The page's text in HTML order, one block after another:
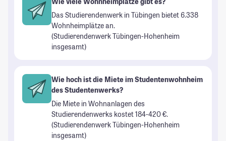
Das Studierendenwerk in Tübingen bietet 6.338
Wohnheimplätze an.
(Studierendenwerk Tübingen-Hohenheim
insgesamt)
Wie hoch ist die Miete im Studentenwohnheim
des Studentenwerks?
Die Miete in Wohnanlagen des
Studierendenwerks kostet 184-420 €.
(Studierendenwerk Tübingen-Hohenheim
insgesamt)